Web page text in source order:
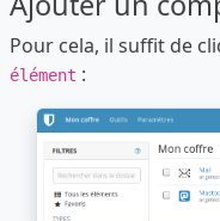
Pour cela, il suffit de
élément :